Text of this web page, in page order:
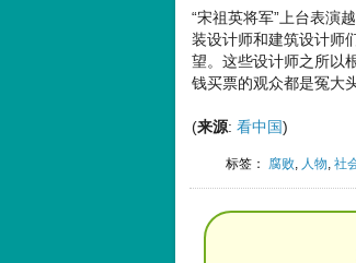
“宋祖英将军”上台表演
装设计师和建筑设计师
望。这些设计师之所以
钱买票的观众都是冤大
(来源: 看中国)
标签： 腐败 人物 ,社